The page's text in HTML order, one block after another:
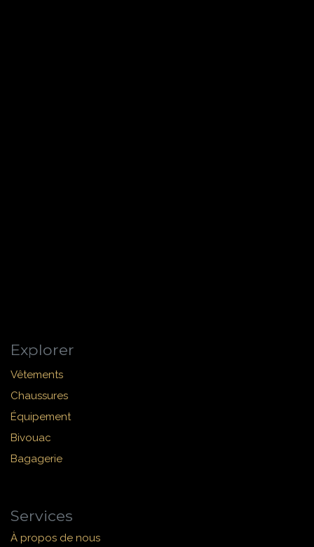
Explorer
Vêtements
Chaussures
Équipement
Bivouac
Bagagerie
Services
À propos de nous